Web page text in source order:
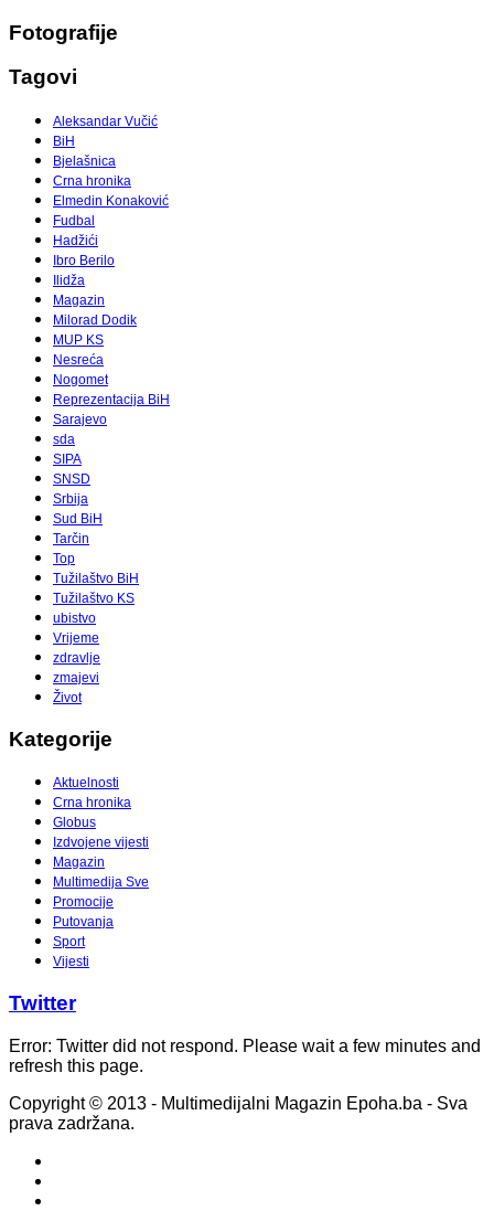
Fotografije
Tagovi
Aleksandar Vučić
BiH
Bjelašnica
Crna hronika
Elmedin Konaković
Fudbal
Hadžići
Ibro Berilo
Ilidža
Magazin
Milorad Dodik
MUP KS
Nesreća
Nogomet
Reprezentacija BiH
Sarajevo
sda
SIPA
SNSD
Srbija
Sud BiH
Tarčin
Top
Tužilaštvo BiH
Tužilaštvo KS
ubistvo
Vrijeme
zdravlje
zmajevi
Život
Kategorije
Aktuelnosti
Crna hronika
Globus
Izdvojene vijesti
Magazin
Multimedija Sve
Promocije
Putovanja
Sport
Vijesti
Twitter
Error: Twitter did not respond. Please wait a few minutes and
refresh this page.
Copyright © 2013 - Multimedijalni Magazin Epoha.ba - Sva
prava zadržana.